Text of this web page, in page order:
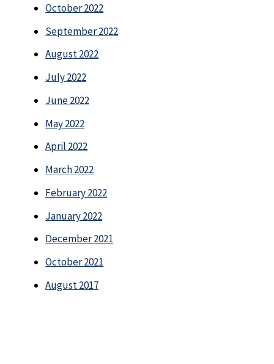
October 2022
September 2022
August 2022
July 2022
June 2022
May 2022
April 2022
March 2022
February 2022
January 2022
December 2021
October 2021
August 2017